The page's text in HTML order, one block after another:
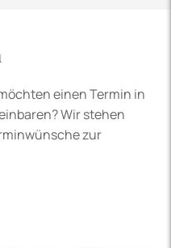
einen Termin in
Wir stehen
zur